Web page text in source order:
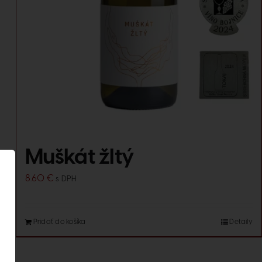
Muškát žltý
8.60 € s DPH
Pridať do košíka Detaily